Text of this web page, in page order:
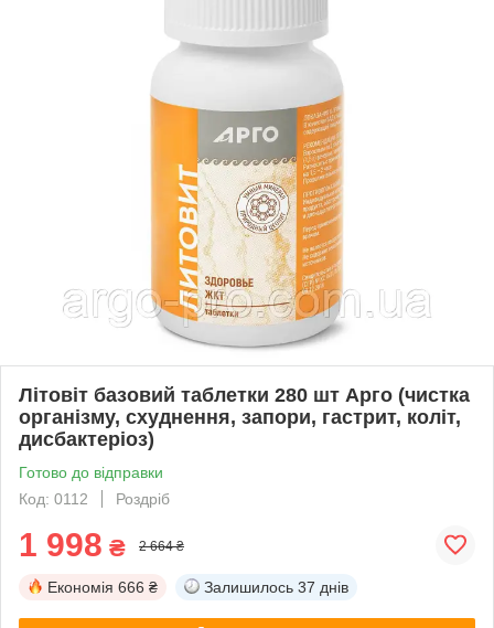
Літовіт базовий таблетки 280 шт Арго (чистка
організму, схуднення, запори, гастрит, коліт,
дисбактеріоз)
Готово до відправки
Код: 0112
Роздріб
1 998 ₴ 2 664 ₴
Економія 666 ₴ Залишилось 37 днів